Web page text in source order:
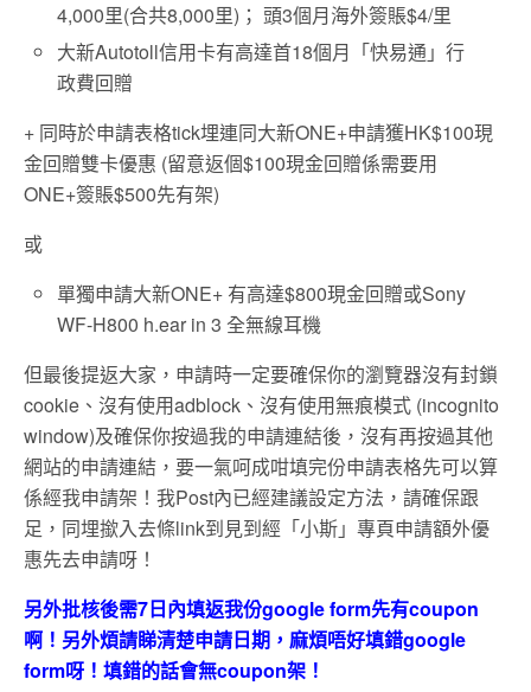
4,000里(合共8,000里)； 頭3個月海外簽賬$4/里
大新Autotoll信用卡有高達首18個月「快易通」行
政費回贈
+ 同時於申請表格tick埋連同大新ONE+申請獲HK$100現
金回贈雙卡優惠 (留意返個$100現金回贈係需要用
ONE+簽賬$500先有架)
或
單獨申請大新ONE+ 有高達$800現金回贈或Sony
WF-H800 h.ear in 3 全無線耳機
但最後提返大家，申請時一定要確保你的瀏覽器沒有封鎖
cookie、沒有使用adblock、沒有使用無痕模式 (incognito
window)及確保你按過我的申請連結後，沒有再按過其他
網站的申請連結，要一氣呵成咁填完份申請表格先可以算
係經我申請架！我Post內已經建議設定方法，請確保跟
足，同埋撳入去條link到見到經「小斯」專頁申請額外優
惠先去申請呀！
另外批核後需7日內填返我份google form先有coupon
啊！另外煩請睇清楚申請日期，麻煩唔好填錯google
form呀！填錯的話會無coupon架！